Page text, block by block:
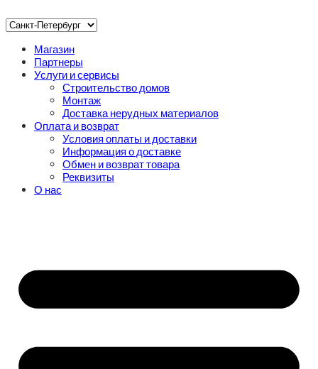
Магазин
Партнеры
Услуги и сервисы
Строительство домов
Монтаж
Доставка нерудных материалов
Оплата и возврат
Условия оплаты и доставки
Информация о доставке
Обмен и возврат товара
Реквизиты
О нас